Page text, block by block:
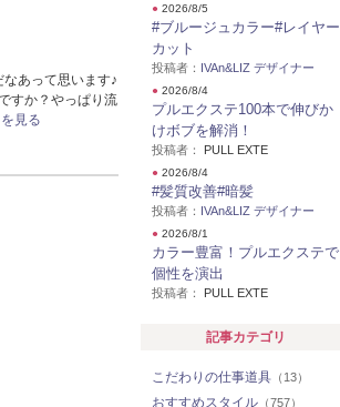
あって思います♪
すか？やっぱり流
見る
● 2026/8/5
#ブルージュカラー#レイヤー
カット
投稿者： IVAn&LIZ デザイナー
● 2026/8/4
プルエクステ100本で伸びか
けボブを解消！
投稿者： PULL EXTE
● 2026/8/4
#髪質改善#暗髪
投稿者： IVAn&LIZ デザイナー
● 2026/8/1
カラー豊富！プルエクステで
個性を演出
投稿者： PULL EXTE
記事カテゴリ
こだわりの仕事道具 （13）
おすすめスタイル （757）